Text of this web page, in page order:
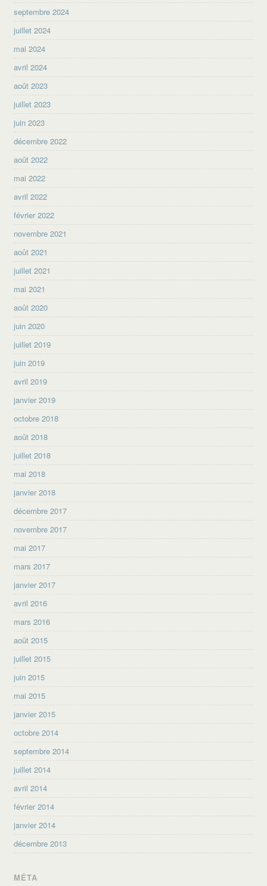
septembre 2024
juillet 2024
mai 2024
avril 2024
août 2023
juillet 2023
juin 2023
décembre 2022
août 2022
mai 2022
avril 2022
février 2022
novembre 2021
août 2021
juillet 2021
mai 2021
août 2020
juin 2020
juillet 2019
juin 2019
avril 2019
janvier 2019
octobre 2018
août 2018
juillet 2018
mai 2018
janvier 2018
décembre 2017
novembre 2017
mai 2017
mars 2017
janvier 2017
avril 2016
mars 2016
août 2015
juillet 2015
juin 2015
mai 2015
janvier 2015
octobre 2014
septembre 2014
juillet 2014
avril 2014
février 2014
janvier 2014
décembre 2013
MÉTA